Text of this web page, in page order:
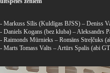
Markuss Sīlis (Kuldīgas BJSS) – Deniss
Daniels Kogans (bez kluba) – Aleksandrs
Raimonds Mūrnieks – Romāns Streļčuks
Marts Tomass Valts – Artūrs Spalis (abi